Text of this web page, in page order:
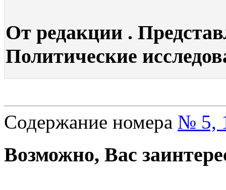
От редакции .
Политические
Содержание номера № 5,
Возможно, Вас